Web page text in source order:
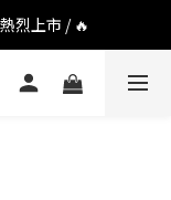
烈上市 / 🔥
烈上市 / 🔥
裝 \ 時尚上市 / 🔥